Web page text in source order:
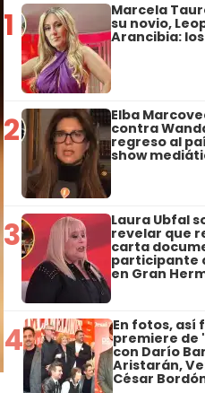
1 Marcela
su novio,
Arancibia:
2 Elba
contra
regreso al
show
3 Laura Ubfal
revelar que
carta
participante
en Gran
4 En fotos, así
premiere de
con Darío
Aristarán,
César